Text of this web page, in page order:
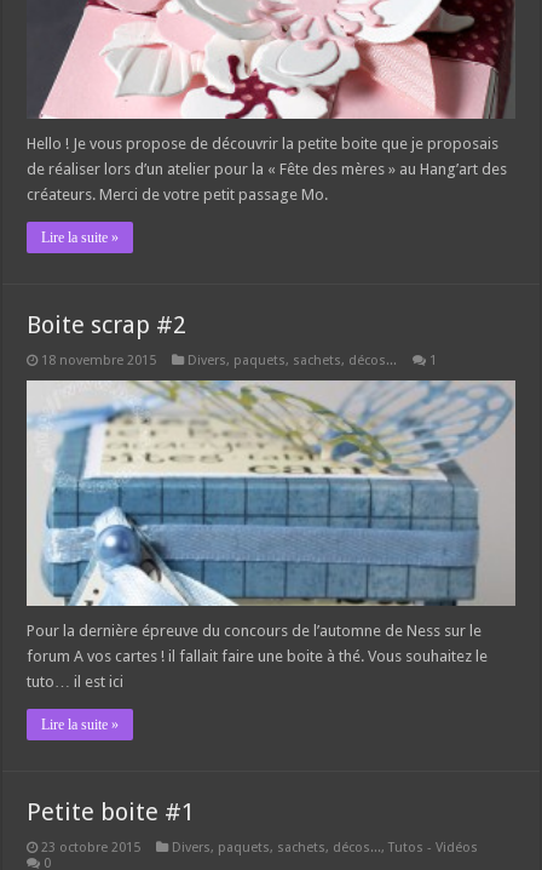
Hello ! Je vous propose de découvrir la petite boite que je proposais
de réaliser lors d’un atelier pour la « Fête des mères » au Hang’art des
créateurs. Merci de votre petit passage Mo.
Lire la suite »
Boite scrap #2
18 novembre 2015 Divers, paquets, sachets, décos... 1
Pour la dernière épreuve du concours de l’automne de Ness sur le
forum A vos cartes ! il fallait faire une boite à thé. Vous souhaitez le
tuto… il est ici
Lire la suite »
Petite boite #1
23 octobre 2015 Divers, paquets, sachets, décos...,Tutos - Vidéos
0